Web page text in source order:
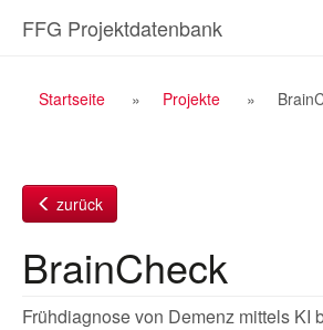
InhaltFFG Projektdatenbank
Breadcrumb
Startseite Projekte
zurück
BrainCheck
Frühdiagnose von Demenz mittels KI